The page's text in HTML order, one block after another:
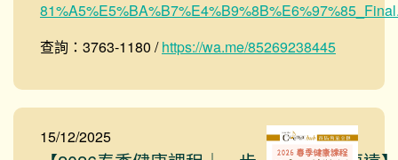
查詢：3763-1180 /https://wa.me/85269238445
15/12/2025